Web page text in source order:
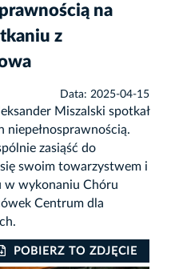
na
z
Data: 2025-04-15
Miszalski spotkał
niepełnosprawnością.
zasiąść do
swoim towarzystwem i
w wykonaniu Chóru
Centrum dla
POBIERZ TO ZDJĘCIE